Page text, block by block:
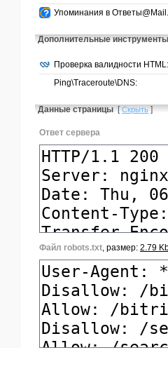
Упоминания в
Дополнительные инструменты
Проверка валидности HTML:
Ping\Traceroute\DNS:
Данные страницы [Скрыть]
Ответ сервера
Файл robots.txt , размер: 2.79